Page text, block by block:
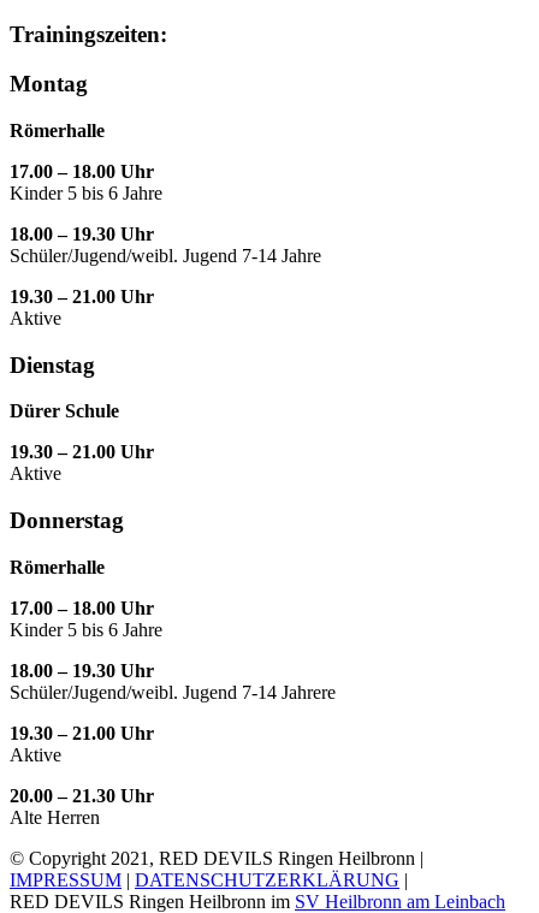
Trainingszeiten:
Montag
Römerhalle
17.00 – 18.00 Uhr
Kinder 5 bis 6 Jahre
18.00 – 19.30 Uhr
Schüler/Jugend/weibl. Jugend 7-14 Jahre
19.30 – 21.00 Uhr
Aktive
Dienstag
Dürer Schule
19.30 – 21.00 Uhr
Aktive
Donnerstag
Römerhalle
17.00 – 18.00 Uhr
Kinder 5 bis 6 Jahre
18.00 – 19.30 Uhr
Schüler/Jugend/weibl. Jugend 7-14 Jahrere
19.30 – 21.00 Uhr
Aktive
20.00 – 21.30 Uhr
Alte Herren
© Copyright 2021, RED DEVILS Ringen Heilbronn |
IMPRESSUM | DATENSCHUTZERKLÄRUNG |
RED DEVILS Ringen Heilbronn im SV Heilbronn am Leinbach